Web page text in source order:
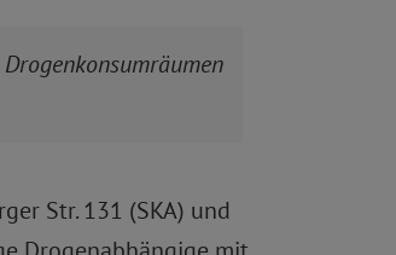
Str. 131 (SKA) und